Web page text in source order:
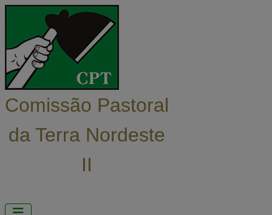
Comissão Pastoral
da Terra Nordeste
II